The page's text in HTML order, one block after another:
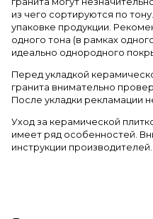
из чего сортируются по
упаковке продукции.
одного тона (в рамках
идеально однородного
Перед укладкой
гранита внимательно
После укладки рекламации
Уход за керамической
имеет ряд особенностей.
инструкции производителей.